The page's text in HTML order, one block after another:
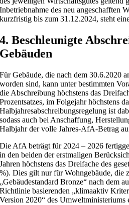
Inbetriebnahme des neu angeschafften
kurzfristig bis zum 31.12.2024, steht
4. Beschleunigte
Gebäuden
Für Gebäude, die nach dem 30.6.2020
worden sind, kann unter bestimmten
die Abschreibung höchstens das
Prozentsatzes, im Folgejahr höchstens
Halbjahresabschreibungsregelung ist
sodass auch bei Anschaffung,
Halbjahr der volle Jahres-AfA-Betrag
Die AfA beträgt für 2024 – 2026
in den beiden der erstmaligen
Jahren höchstens das Dreifache des
%). Dies gilt nur für Wohngebäude, die
„Gebäudestandard Bronze“ nach dem
Richtlinie basierenden „klimaaktiv
Version 2020“ des Umweltministeriums